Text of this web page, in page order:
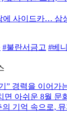
에 사이드카… 삼
#불란서금고 #베
” 경력을 이어가
면 아쉬운 8월 문
기억 속으로, 뮤